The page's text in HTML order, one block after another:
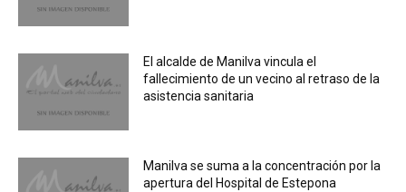
El alcalde de Manilva vincula el
fallecimiento de un vecino al retraso de la
asistencia sanitaria
Manilva se suma a la concentración por la
apertura del Hospital de Estepona